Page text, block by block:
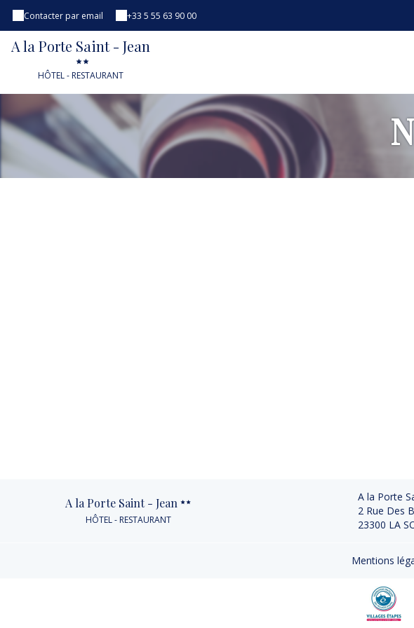
Contacter par email +33 5 55 63 90 00
A la Porte Saint - Jean
HÔTEL - RESTAURANT
A la Porte Saint - Jean
HÔTEL - RESTAURANT
A la Porte
2 Rue Des
23300 LA
Mentions